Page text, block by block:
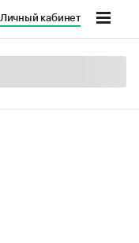
Личный кабинет